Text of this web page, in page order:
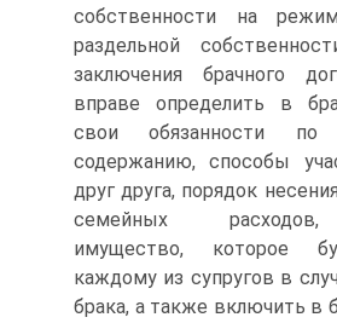
собственности на
раздельной
заключения брачного
вправе определить в
свои обязанности
содержанию, способы
друг друга, порядок
семейных расходов,
имущество, которое
каждому из супругов в
брака, а также включить в